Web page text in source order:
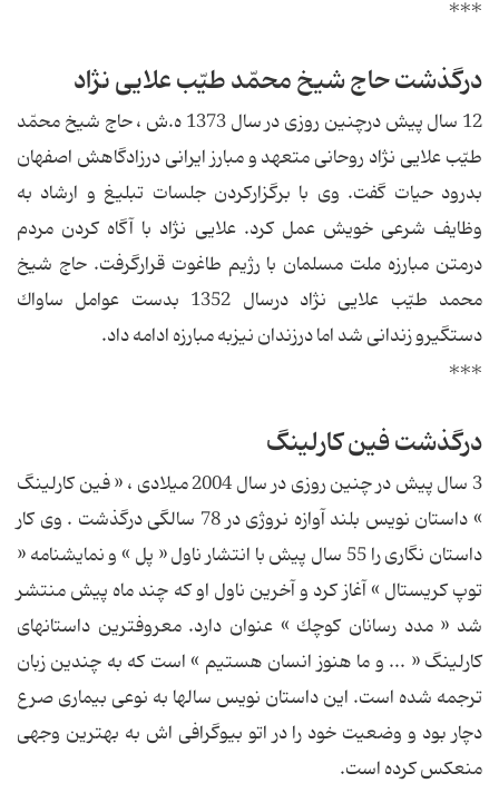
***
درگذشت حاج شیخ محمّد طیّب علایی نژاد
12 سال پیش درچنین روزی در سال 1373 ه.ش ، حاج شیخ محمّد
طیّب علایی نژاد روحانی متعهد و مبارز ایرانی درزادگاهش اصفهان
بدرود حیات گفت. وی با برگزاركردن جلسات تبلیغ و ارشاد به
وظایف شرعی خویش عمل كرد. علایی نژاد با آگاه كردن مردم
درمتن مبارزه ملت مسلمان با رژیم طاغوت قرارگرفت. حاج شیخ
محمد طیّب علایی نژاد درسال 1352 بدست عوامل ساواك
دستگیرو زندانی شد اما درزندان نیزبه مبارزه ادامه داد.
***
درگذشت فین كارلینگ
3 سال پیش در چنین روزی در سال 2004 میلادی ، « فین كارلینگ
» داستان نویس بلند آوازه نروژی در 78 سالگی درگذشت . وی كار
داستان نگاری را 55 سال پیش با انتشار ناول « پل » و نمایشنامه «
توپ كریستال » آغاز كرد و آخرین ناول او كه چند ماه پیش منتشر
شد « مدد رسانان كوچك » عنوان دارد. معروفترین داستانهای
كارلینگ « ... و ما هنوز انسان هستیم » است كه به چندین زبان
ترجمه شده است. این داستان نویس سالها به نوعی بیماری صرع
دچار بود و وضعیت خود را در اتو بیوگرافی اش به بهترین وجهی
منعكس كرده است.